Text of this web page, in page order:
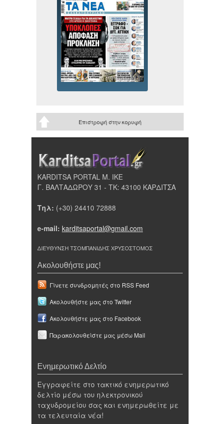
Επιστροφή στην κορυφή
KARDITSA PORTAL Μ. ΙΚΕ
Γ. ΒΑΛΤΑΔΩΡΟΥ 31 - ΤΚ: 43100 ΚΑΡΔΙΤΣΑ
Τηλ: (+30) 24410 72888
e-mail: karditsaportal@gmail.com
ΔΙΕΥΘΥΝΣΗ ΤΣΟΜΠΑΝΙΔΗΣ ΧΡΥΣΟΣΤΟΜΟΣ
Ακολουθήστε μας!
Γίνετε συνδρομητές στο RSS Feed
Ακολουθήστε μας στο Twitter
Ακολουθήστε μας στο Facebook
Παρακολουθείστε μας μέσω Mail
Ενημερωτικό Δελτίο
Εγγραφείτε στο τακτικό ενημερωτικό
δελτίο μέσω του ηλεκτρονικού
ταχυδρομείου σας και ενημερωθείτε με
τα τελευταία νέα!